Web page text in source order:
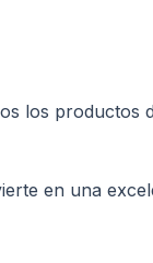
los productos
en una